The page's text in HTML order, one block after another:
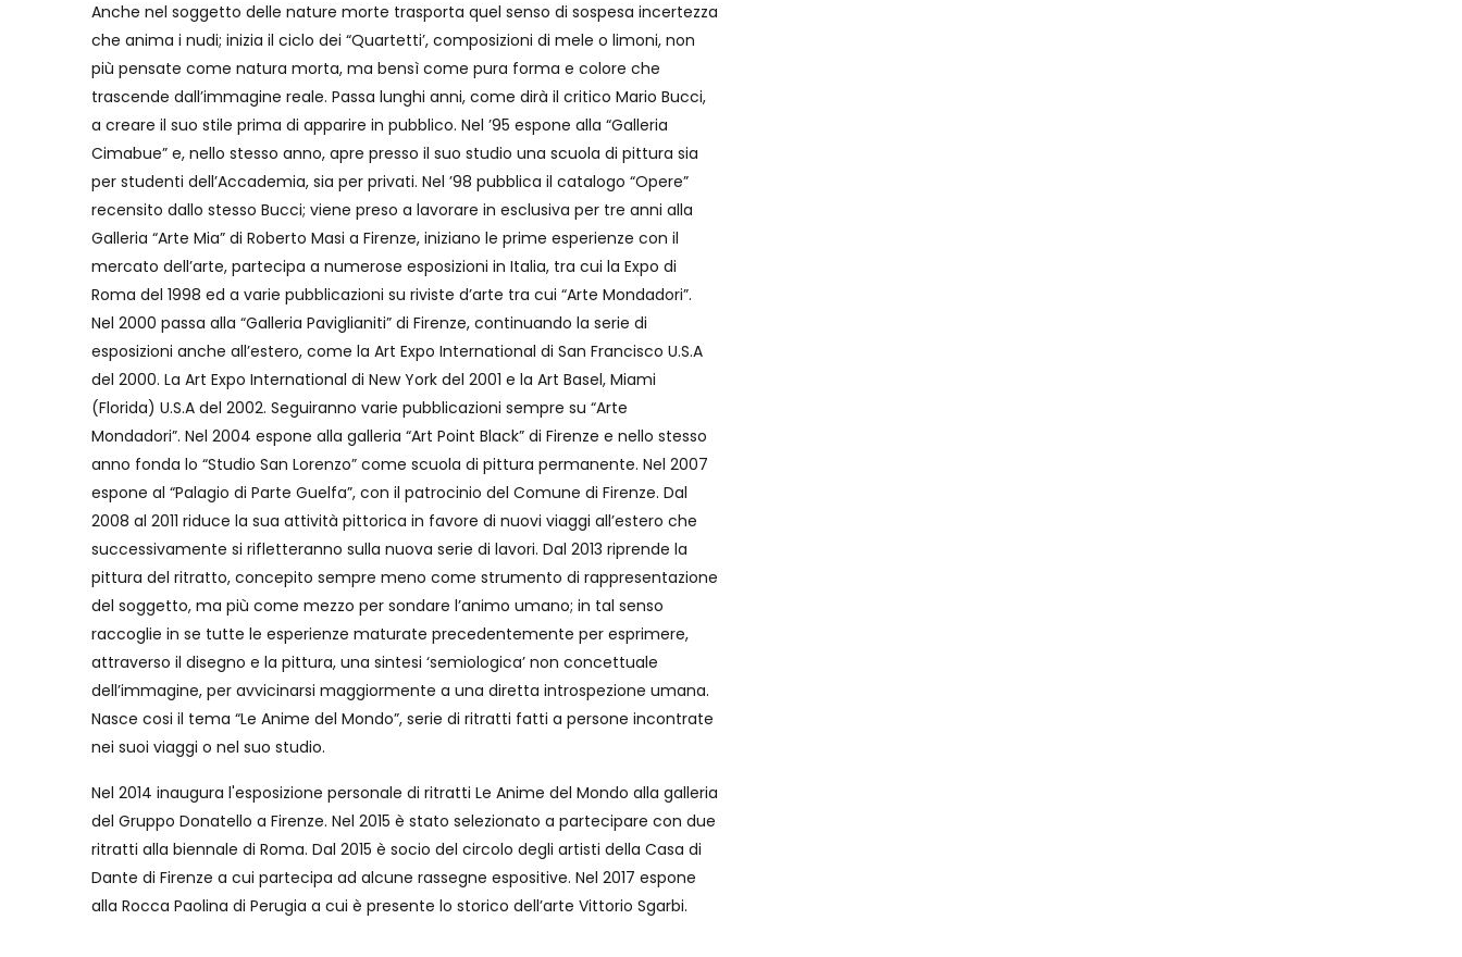
Anche nel soggetto delle nature morte trasporta quel senso di sospesa incertezza
che anima i nudi; inizia il ciclo dei “Quartetti’, composizioni di mele o limoni, non
più pensate come natura morta, ma bensì come pura forma e colore che
trascende dall’immagine reale. Passa lunghi anni, come dirà il critico Mario Bucci,
a creare il suo stile prima di apparire in pubblico. Nel ’95 espone alla “Galleria
Cimabue” e, nello stesso anno, apre presso il suo studio una scuola di pittura sia
per studenti dell’Accademia, sia per privati. Nel ’98 pubblica il catalogo “Opere”
recensito dallo stesso Bucci; viene preso a lavorare in esclusiva per tre anni alla
Galleria “Arte Mia” di Roberto Masi a Firenze, iniziano le prime esperienze con il
mercato dell’arte, partecipa a numerose esposizioni in Italia, tra cui la Expo di
Roma del 1998 ed a varie pubblicazioni su riviste d’arte tra cui “Arte Mondadori”.
Nel 2000 passa alla “Galleria Paviglianiti” di Firenze, continuando la serie di
esposizioni anche all’estero, come la Art Expo International di San Francisco U.S.A
del 2000. La Art Expo International di New York del 2001 e la Art Basel, Miami
(Florida) U.S.A del 2002. Seguiranno varie pubblicazioni sempre su “Arte
Mondadori”. Nel 2004 espone alla galleria “Art Point Black” di Firenze e nello stesso
anno fonda lo “Studio San Lorenzo” come scuola di pittura permanente. Nel 2007
espone al “Palagio di Parte Guelfa”, con il patrocinio del Comune di Firenze. Dal
2008 al 2011 riduce la sua attività pittorica in favore di nuovi viaggi all’estero che
successivamente si rifletteranno sulla nuova serie di lavori. Dal 2013 riprende la
pittura del ritratto, concepito sempre meno come strumento di rappresentazione
del soggetto, ma più come mezzo per sondare l’animo umano; in tal senso
raccoglie in se tutte le esperienze maturate precedentemente per esprimere,
attraverso il disegno e la pittura, una sintesi ‘semiologica’ non concettuale
dell’immagine, per avvicinarsi maggiormente a una diretta introspezione umana.
Nasce cosi il tema “Le Anime del Mondo”, serie di ritratti fatti a persone incontrate
nei suoi viaggi o nel suo studio.
Nel 2014 inaugura l'esposizione personale di ritratti Le Anime del Mondo alla galleria
del Gruppo Donatello a Firenze. Nel 2015 è stato selezionato a partecipare con due
ritratti alla biennale di Roma. Dal 2015 è socio del circolo degli artisti della Casa di
Dante di Firenze a cui partecipa ad alcune rassegne espositive. Nel 2017 espone
alla Rocca Paolina di Perugia a cui è presente lo storico dell’arte Vittorio Sgarbi.